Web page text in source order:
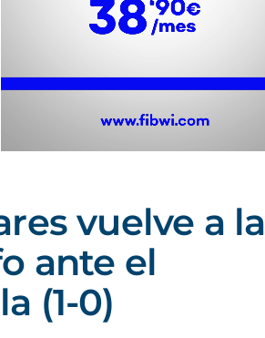
vuelve a la
ante el
(1-0)